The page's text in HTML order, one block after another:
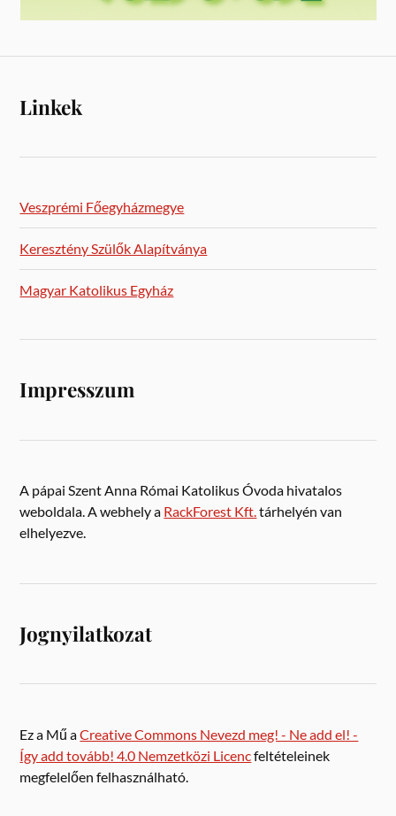
Linkek
Veszprémi Főegyházmegye
Keresztény Szülők Alapítványa
Magyar Katolikus Egyház
Impresszum
A pápai Szent Anna Római Katolikus Óvoda hivatalos
weboldala. A webhely a RackForest Kft.tárhelyén van
elhelyezve.
Jognyilatkozat
Ez a Mű aCreative Commons Nevezd meg! - Ne add el! -
Így add tovább! 4.0 Nemzetközi Licencfeltételeinek
megfelelően felhasználható.